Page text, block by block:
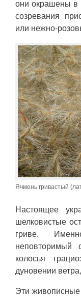
они окрашены в
созревания
или нежно-
Ячмень гривастый
Настоящее
шелковистые
гриве.
неповторимый
колосья
дуновении
Эти живописные